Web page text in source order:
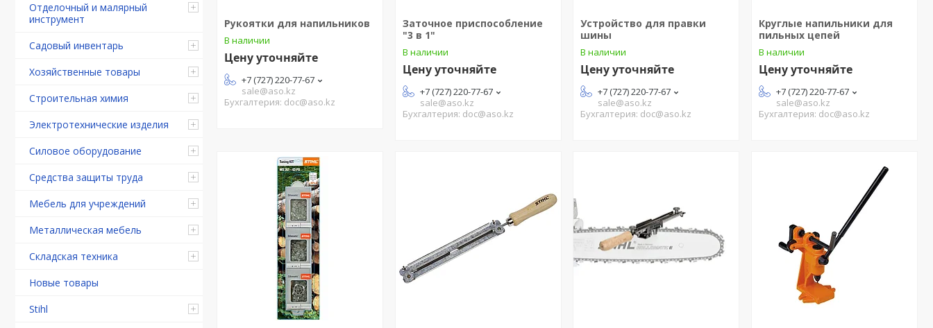
Отделочный и малярный
инструмент
Садовый инвентарь
Хозяйственные товары
Строительная химия
Электротехнические изделия
Силовое оборудование
Средства защиты труда
Мебель для учреждений
Металлическая мебель
Складская техника
Новые товары
Stihl
Рукоятки для напильников
В наличии
Цену уточняйте
+7 (727) 220-77-67
sale@aso.kz
Бухгалтерия: doc@aso.kz
Заточное приспособление
"3 в 1"
В наличии
Цену уточняйте
+7 (727) 220-77-67
sale@aso.kz
Бухгалтерия: doc@aso.kz
Устройство для правки
шины
В наличии
Цену уточняйте
+7 (727) 220-77-67
sale@aso.kz
Бухгалтерия: doc@aso.kz
Круглые напильники для
пильных цепей
В наличии
Цену уточняйте
+7 (727) 220-77-67
sale@aso.kz
Бухгалтерия: doc@aso.kz